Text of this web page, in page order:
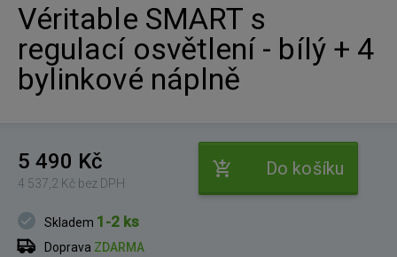
Véritable SMART s
regulací osvětlení - bílý + 4
bylinkové náplně
5 490 Kč
4 537,2 Kč bez DPH
Do košíku
Skladem 1-2 ks
Doprava ZDARMA